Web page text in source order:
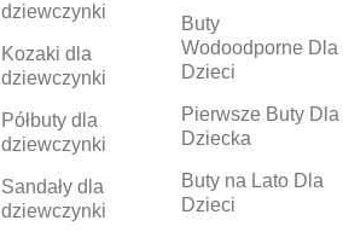
dziewczynki
Kozaki dla
dziewczynki
Półbuty dla
dziewczynki
Sandały dla
dziewczynki
Buty
Wodoodporne Dla
Dzieci
Pierwsze Buty Dla
Dziecka
Buty na Lato Dla
Dzieci